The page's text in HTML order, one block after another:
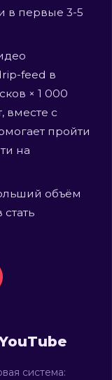
в первые 3-5
feed в
× 1 000
вместе с
пройти
на
объём
система: